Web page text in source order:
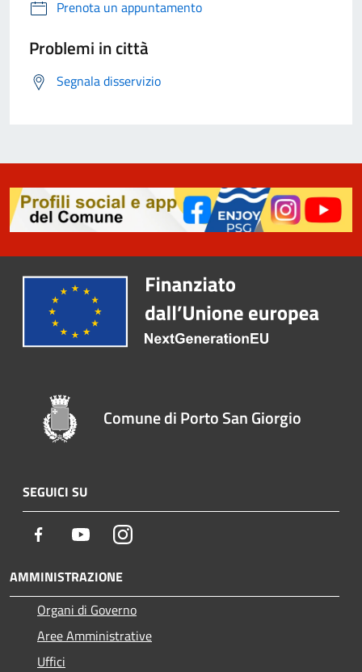
Prenota un appuntamento
Problemi in città
Segnala disservizio
Comune di Porto San Giorgio
SEGUICI SU
Facebook YoutubeInstagram
AMMINISTRAZIONE
Organi di Governo
Aree Amministrative
Uffici